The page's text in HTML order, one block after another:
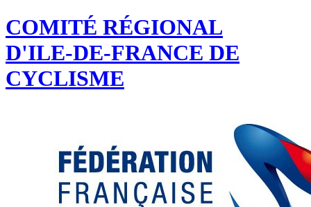
COMITÉ RÉGIONAL
D'ILE-DE-FRANCE DE
CYCLISME